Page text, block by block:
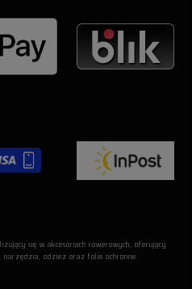
się w akcesoriach rowerowych, oferujący
narzędzia, odzież oraz folie ochronne.